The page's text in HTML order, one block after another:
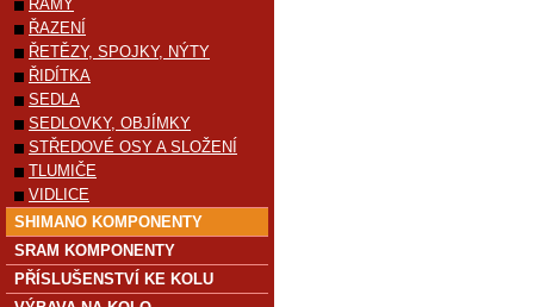
RÁMY
ŘAZENÍ
ŘETĚZY, SPOJKY, NÝTY
ŘIDÍTKA
SEDLA
SEDLOVKY, OBJÍMKY
STŘEDOVÉ OSY A SLOŽENÍ
TLUMIČE
VIDLICE
SHIMANO KOMPONENTY
SRAM KOMPONENTY
PŘÍSLUŠENSTVÍ KE KOLU